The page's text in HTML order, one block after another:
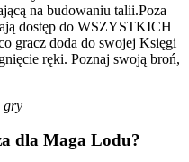
na budowaniu talii.Poza
dostęp do WSZYSTKICH
gracz doda do swojej Księgi
ręki. Poznaj swoją broń,
gry
dla Maga Lodu?